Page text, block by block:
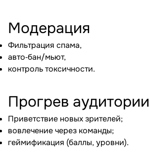
Модерация
Фильтрация спама,
авто‐бан/мьют,
контроль токсичности.
Прогрев аудитории
Приветствие новых зрителей;
вовлечение через команды;
геймификация (баллы, уровни).